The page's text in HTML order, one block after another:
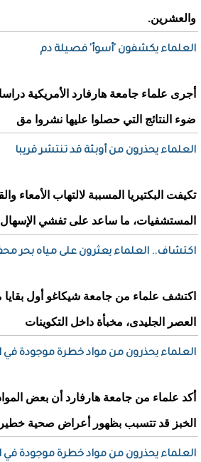
والعشرين.
العلماء يكشفون 'أسوأ' فصيلة دم
أجرى علماء جامعة هارفارد الأمريكية
ضوء النتائج التي حصلوا عليها نشروا مق
العلماء يحذرون من أوبئة قد تنتشر قريبا
تكيفت البكتيريا المسببة لالتهاب الأمعاء
المستشفيات، ما ساعد على تفشي الإسهال
اكتشاف.. العلماء يعثرون على مياه بحر محفوظة
اكتشف علماء من جامعة شيكاغو أول بقايا
العصر الجليدى، مخبأة داخل التكوينات
العلماء يحذرون من مواد خطرة موجودة في
أكد علماء من جامعة هارفارد أن بعض
الخبز قد تتسبب بظهور أعراض صحية
العلماء يحذرون من مواد خطرة موجودة في